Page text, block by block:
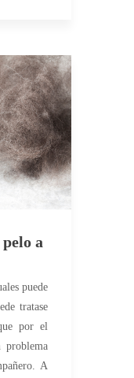
a
puede
tratase
por el
problema
A